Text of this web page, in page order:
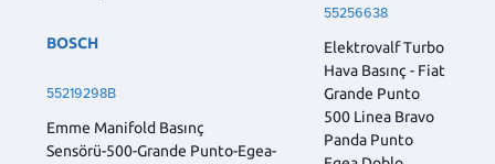
BOSCH
55219298B
Emme Manifold Basınç
Sensörü-500-Grande Punto-Egea-
55256638
Elektrovalf Turbo
Hava Basınç - Fiat
Grande Punto
500 Linea Bravo
Panda Punto